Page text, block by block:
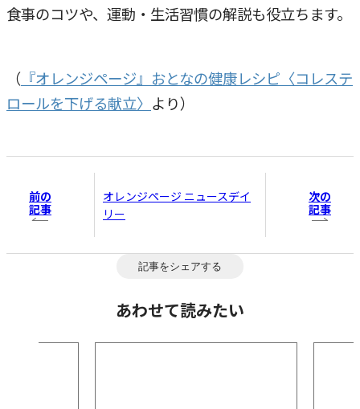
食事のコツや、運動・生活習慣の解説も役立ちます。
（ 『オレンジページ』おとなの健康レシピ〈コレステ
ロールを下げる献立〉 より）
前の
記事
オレンジページ ニュースデイ
リー
次の
記事
記事をシェアする
あわせて読みたい